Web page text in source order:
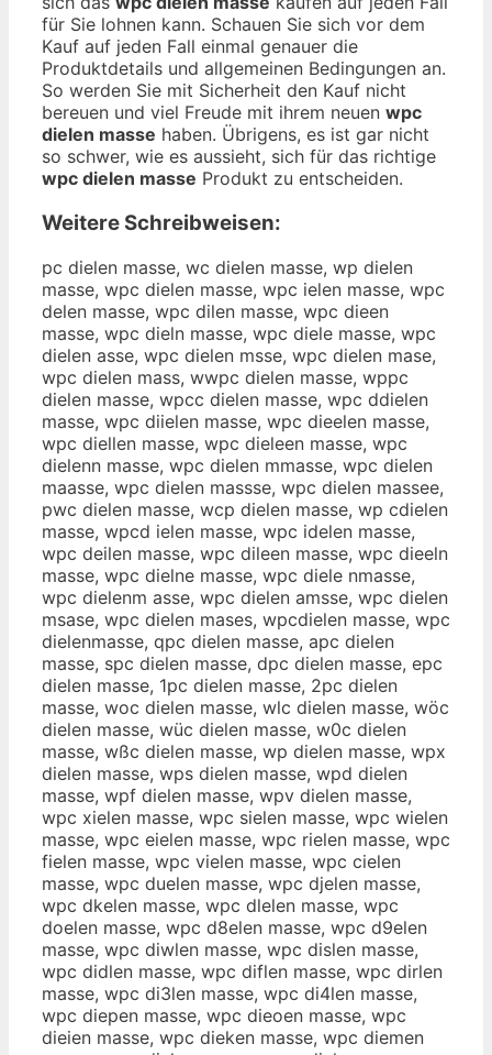
für Sie lohnen kann. Schauen Sie sich vor dem
Kauf auf jeden Fall einmal genauer die
Produktdetails und allgemeinen Bedingungen an.
So werden Sie mit Sicherheit den Kauf nicht
bereuen und viel Freude mit ihrem neuen wpc
dielen masse haben. Übrigens, es ist gar nicht
so schwer, wie es aussieht, sich für das richtige
wpc dielen masse Produkt zu entscheiden.
Weitere Schreibweisen:
pc dielen masse, wc dielen masse, wp dielen
masse, wpc dielen masse, wpc ielen masse, wpc
delen masse, wpc dilen masse, wpc dieen
masse, wpc dieln masse, wpc diele masse, wpc
dielen asse, wpc dielen msse, wpc dielen mase,
wpc dielen mass, wwpc dielen masse, wppc
dielen masse, wpcc dielen masse, wpc ddielen
masse, wpc diielen masse, wpc dieelen masse,
wpc diellen masse, wpc dieleen masse, wpc
dielenn masse, wpc dielen mmasse, wpc dielen
maasse, wpc dielen massse, wpc dielen massee,
pwc dielen masse, wcp dielen masse, wp cdielen
masse, wpcd ielen masse, wpc idelen masse,
wpc deilen masse, wpc dileen masse, wpc dieeln
masse, wpc dielne masse, wpc diele nmasse,
wpc dielenm asse, wpc dielen amsse, wpc dielen
msase, wpc dielen mases, wpcdielen masse, wpc
dielenmasse, qpc dielen masse, apc dielen
masse, spc dielen masse, dpc dielen masse, epc
dielen masse, 1pc dielen masse, 2pc dielen
masse, woc dielen masse, wlc dielen masse, wöc
dielen masse, wüc dielen masse, w0c dielen
masse, wßc dielen masse, wp dielen masse, wpx
dielen masse, wps dielen masse, wpd dielen
masse, wpf dielen masse, wpv dielen masse,
wpc xielen masse, wpc sielen masse, wpc wielen
masse, wpc eielen masse, wpc rielen masse, wpc
fielen masse, wpc vielen masse, wpc cielen
masse, wpc duelen masse, wpc djelen masse,
wpc dkelen masse, wpc dlelen masse, wpc
doelen masse, wpc d8elen masse, wpc d9elen
masse, wpc diwlen masse, wpc dislen masse,
wpc didlen masse, wpc diflen masse, wpc dirlen
masse, wpc di3len masse, wpc di4len masse,
wpc diepen masse, wpc dieoen masse, wpc
dieien masse, wpc dieken masse, wpc diemen